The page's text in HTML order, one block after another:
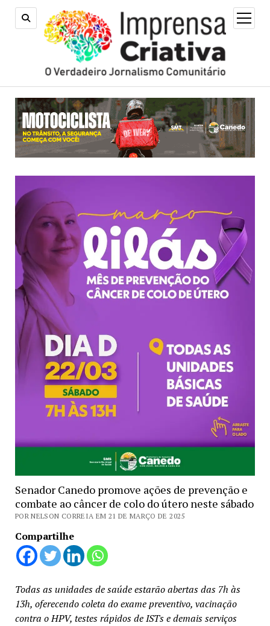
open
menu
Senador Canedo promove ações de prevenção e
combate ao câncer de colo do útero neste sábado
POR NELSON CORREIA EM 21 DE MARÇO DE 2025
Compartilhe
Todas as unidades de saúde estarão abertas das 7h às
13h, oferecendo coleta do exame preventivo, vacinação
contra o HPV, testes rápidos de ISTs e demais serviços